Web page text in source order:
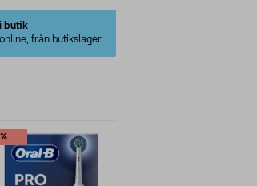
butik
från butikslager